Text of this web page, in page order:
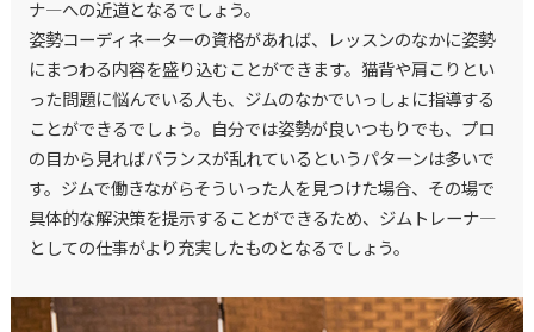
ナ―への近道となるでしょう。
姿勢コーディネーターの資格があれば、レッスンのなかに姿勢
にまつわる内容を盛り込むことができます。猫背や肩こりとい
った問題に悩んでいる人も、ジムのなかでいっしょに指導する
ことができるでしょう。自分では姿勢が良いつもりでも、プロ
の目から見ればバランスが乱れているというパターンは多いで
す。ジムで働きながらそういった人を見つけた場合、その場で
具体的な解決策を提示することができるため、ジムトレーナ―
としての仕事がより充実したものとなるでしょう。